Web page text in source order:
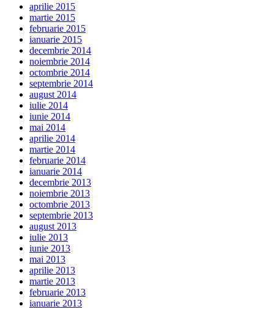
aprilie 2015
martie 2015
februarie 2015
ianuarie 2015
decembrie 2014
noiembrie 2014
octombrie 2014
septembrie 2014
august 2014
iulie 2014
iunie 2014
mai 2014
aprilie 2014
martie 2014
februarie 2014
ianuarie 2014
decembrie 2013
noiembrie 2013
octombrie 2013
septembrie 2013
august 2013
iulie 2013
iunie 2013
mai 2013
aprilie 2013
martie 2013
februarie 2013
ianuarie 2013